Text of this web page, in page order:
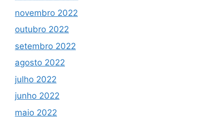
novembro 2022
outubro 2022
setembro 2022
agosto 2022
julho 2022
junho 2022
maio 2022